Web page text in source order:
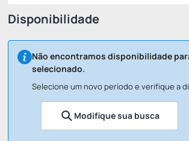
Disponibilidade
Não encontramos disponibilidade
selecionado.
Selecione um novo período e verifique a
Modifique sua busca